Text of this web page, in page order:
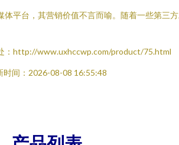
体平台，其营销价值不言而喻。随着一些第三
：http://www.uxhccwp.com/product/75.html
时间：2026-08-08 16:55:48